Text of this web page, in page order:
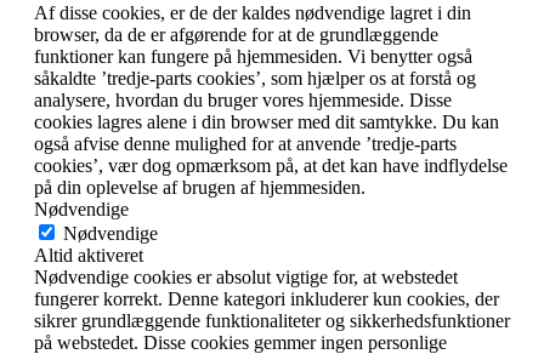
Af disse cookies, er de der kaldes nødvendige lagret i din
browser, da de er afgørende for at de grundlæggende
funktioner kan fungere på hjemmesiden. Vi benytter også
såkaldte ’tredje-parts cookies’, som hjælper os at forstå og
analysere, hvordan du bruger vores hjemmeside. Disse
cookies lagres alene i din browser med dit samtykke. Du kan
også afvise denne mulighed for at anvende ’tredje-parts
cookies’, vær dog opmærksom på, at det kan have indflydelse
på din oplevelse af brugen af hjemmesiden.
Nødvendige
Nødvendige
Altid aktiveret
Nødvendige cookies er absolut vigtige for, at webstedet
fungerer korrekt. Denne kategori inkluderer kun cookies, der
sikrer grundlæggende funktionaliteter og sikkerhedsfunktioner
på webstedet. Disse cookies gemmer ingen personlige